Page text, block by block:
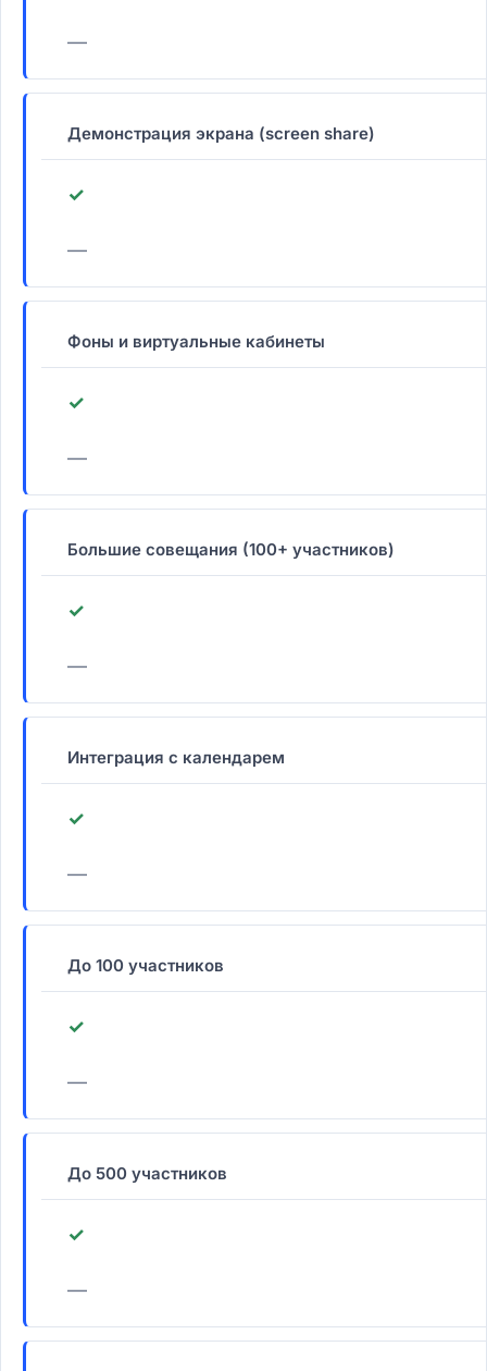
—
Демонстрация экрана (screen share)
✓
—
Фоны и виртуальные кабинеты
✓
—
Большие совещания (100+ участников)
✓
—
Интеграция с календарем
✓
—
До 100 участников
✓
—
До 500 участников
✓
—